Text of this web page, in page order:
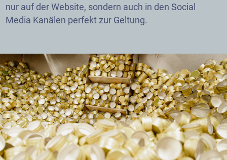
nur auf der Website, sondern auch in den Social
Media Kanälen perfekt zur Geltung.